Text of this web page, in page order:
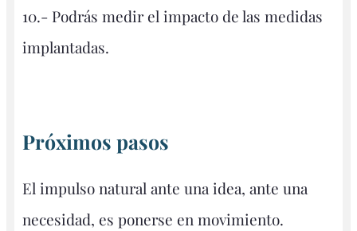
10.- Podrás medir el impacto de las medidas
implantadas.
Próximos pasos
El impulso natural ante una idea, ante una
necesidad, es ponerse en movimiento.